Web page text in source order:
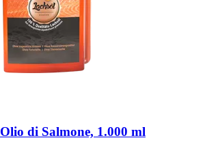
Olio di Salmone, 1.000 ml